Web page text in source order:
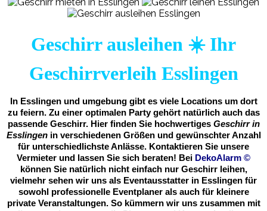
Geschirr ausleihen ☀️ Ihr
Geschirrverleih Esslingen
In Esslingen und umgebung gibt es viele Locations um dort
zu feiern. Zu einer optimalen Party gehört natürlich auch das
passende Geschirr. Hier finden Sie hochwertiges Geschirr in
Esslingenin verschiedenen Größen und gewünschter Anzahl
für unterschiedlichste Anlässe. Kontaktieren Sie unsere
Vermieter und lassen Sie sich beraten! Bei DekoAlarm ©
können Sie natürlich nicht einfach nur Geschirr leihen,
vielmehr sehen wir uns als Eventausstatter in Esslingen für
sowohl professionelle Eventplaner als auch für kleinere
private Veranstaltungen. So kümmern wir uns zusammen mit